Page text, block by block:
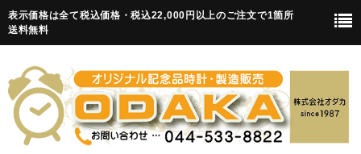
表示価格は全て税込価格・税込22,000円以上のご注文で1箇所
送料無料